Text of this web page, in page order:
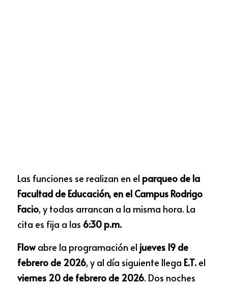
Las funciones se realizan en el parqueo de la
Facultad de Educación, en el Campus Rodrigo
Facio, y todas arrancan a la misma hora. La
cita es fija a las 6:30 p.m.
Flow abre la programación el jueves 19 de
febrero de 2026, y al día siguiente llega E.T.
viernes 20 de febrero de 2026. Dos noches